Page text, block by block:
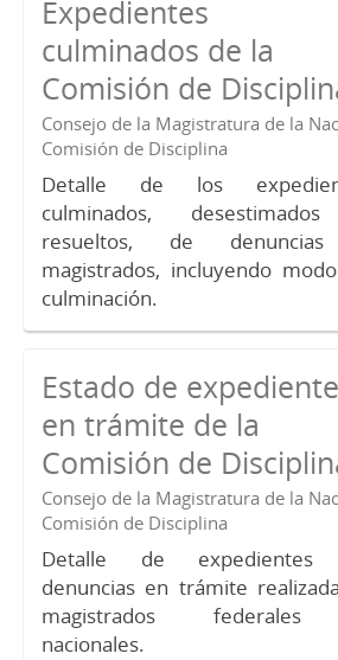
Expedientes
culminados de la
Comisión de
Consejo de la Magistratura de la
Comisión de Disciplina
Detalle de los
culminados,
resueltos, de
magistrados, incluyendo
culminación.
Estado de
en trámite de la
Comisión de
Consejo de la Magistratura de la
Comisión de Disciplina
Detalle de expedientes
denuncias en trámite
magistrados
nacionales.